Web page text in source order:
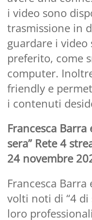
i video sono
trasmissione in
guardare i
preferito, come
computer.
friendly e
i contenuti
Francesca
sera” Rete 4
24 novembre
Francesca
volti noti di “4 di
loro